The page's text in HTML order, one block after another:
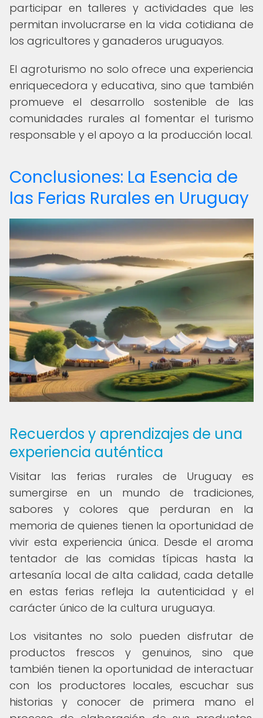
participar en talleres y actividades que les
permitan involucrarse en la vida cotidiana de
los agricultores y ganaderos uruguayos.
El agroturismo no solo ofrece una experiencia
enriquecedora y educativa, sino que también
promueve el desarrollo sostenible de las
comunidades rurales al fomentar el turismo
responsable y el apoyo a la producción local.
Conclusiones: La Esencia de
las Ferias Rurales en Uruguay
Recuerdos y aprendizajes de una
experiencia auténtica
Visitar las ferias rurales de Uruguay es
sumergirse en un mundo de tradiciones,
sabores y colores que perduran en la
memoria de quienes tienen la oportunidad de
vivir esta experiencia única. Desde el aroma
tentador de las comidas típicas hasta la
artesanía local de alta calidad, cada detalle
en estas ferias refleja la autenticidad y el
carácter único de la cultura uruguaya.
Los visitantes no solo pueden disfrutar de
productos frescos y genuinos, sino que
también tienen la oportunidad de interactuar
con los productores locales, escuchar sus
historias y conocer de primera mano el